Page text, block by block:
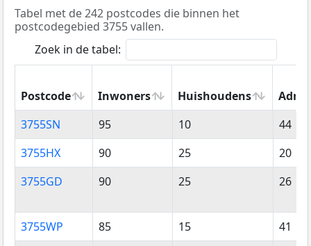
Tabel met de 242 postcodes die binnen het
postcodegebied 3755 vallen.
Zoek in de tabel:
Postcode Inwoners Huishoudens
Postcode
Inwoners Huishoudens
3755SN 95 10
44
3755HX
90 25
20
3755GD
90 25 26
3755WP 85 15
41